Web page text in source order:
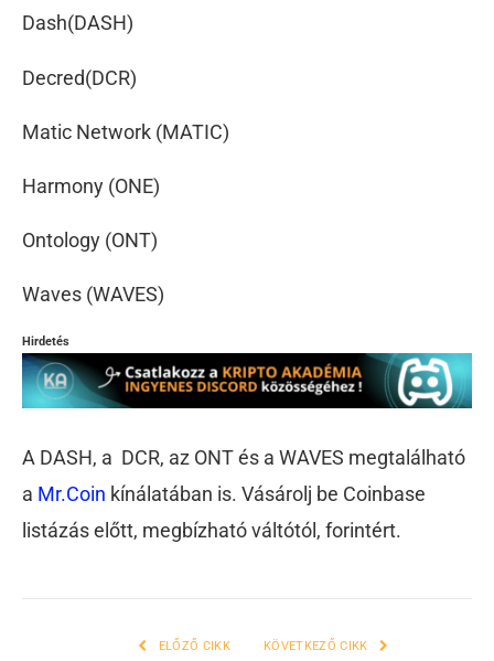
Dash(DASH)
Decred(DCR)
Matic Network (MATIC)
Harmony (ONE)
Ontology (ONT)
Waves (WAVES)
Hirdetés
A DASH, a DCR, az ONT és a WAVES megtalálható
a Mr.Coin kínálatában is. Vásárolj be Coinbase
listázás előtt, megbízható váltótól, forintért.
ELŐZŐ CIKK KÖVETKEZŐ CIKK